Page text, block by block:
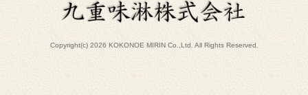
Copyright(c) 2026 KOKONOE MIRIN Co.,Ltd. All Rights Reserved.